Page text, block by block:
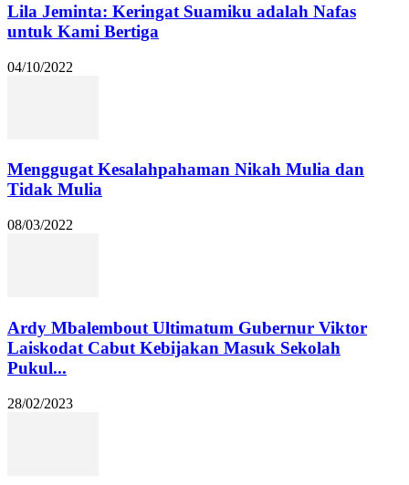
Lila Jeminta: Keringat Suamiku adalah Nafas
untuk Kami Bertiga
04/10/2022
Menggugat Kesalahpahaman Nikah Mulia dan
Tidak Mulia
08/03/2022
Ardy Mbalembout Ultimatum Gubernur Viktor
Laiskodat Cabut Kebijakan Masuk Sekolah
Pukul...
28/02/2023